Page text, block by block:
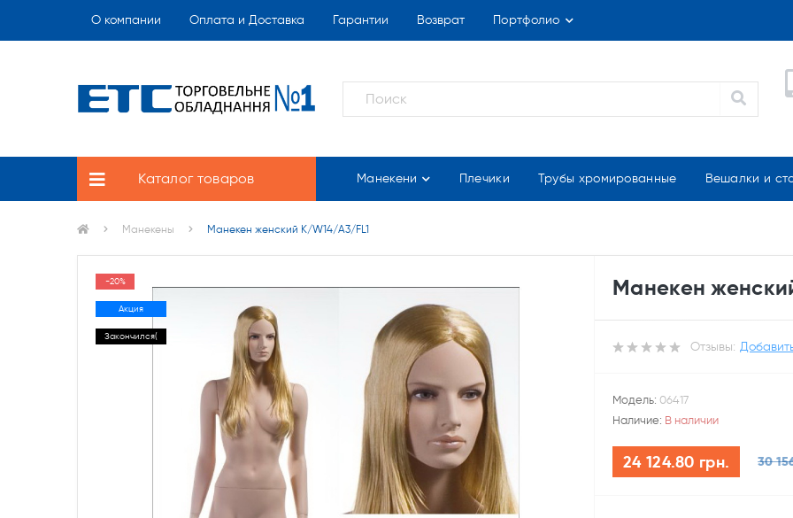
О компании Оплата и Доставка Гарантии Возврат Портфолио
Каталог товаров Манекени Плечики Трубы хромированные Вешалки и
Манекены Манекен женский K/W14/A3/FL1
-20%
Акция
Закончился(
Манекен
Отзывы:
Модель: 06417
Наличие: В наличии
24 124.80 грн. 30